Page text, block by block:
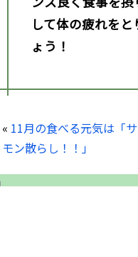
して体の疲れを
ょう！
« 11月の食べる元気は「
モン散らし！！」